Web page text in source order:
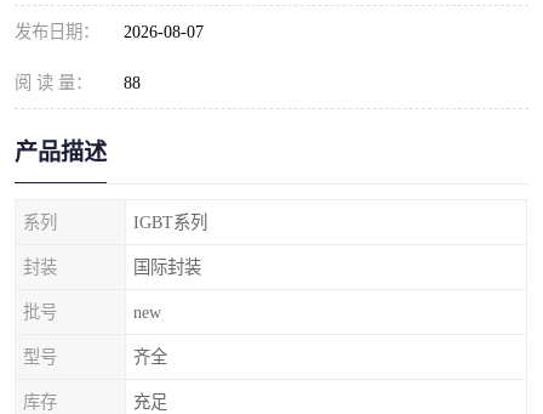
发布日期： 2026-08-07
阅 读 量： 88
产品描述
系列 IGBT系列
封装 国际封装
批号 new
型号 齐全
库存 充足